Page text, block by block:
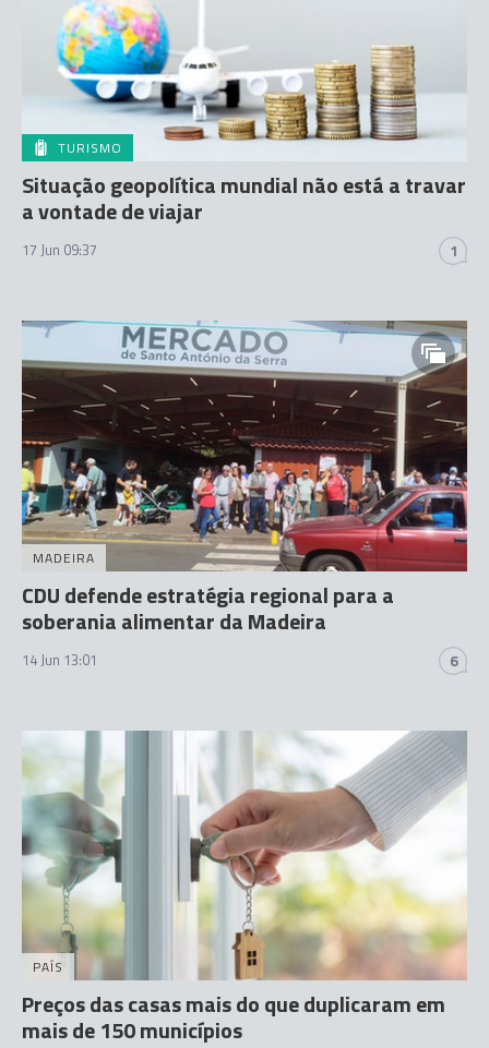
TURISMO
Situação geopolítica mundial não está a travar
a vontade de viajar
17 Jun 09:37 1
MADEIRA
CDU defende estratégia regional para a
soberania alimentar da Madeira
14 Jun 13:01 6
PAÍS
Preços das casas mais do que duplicaram em
mais de 150 municípios